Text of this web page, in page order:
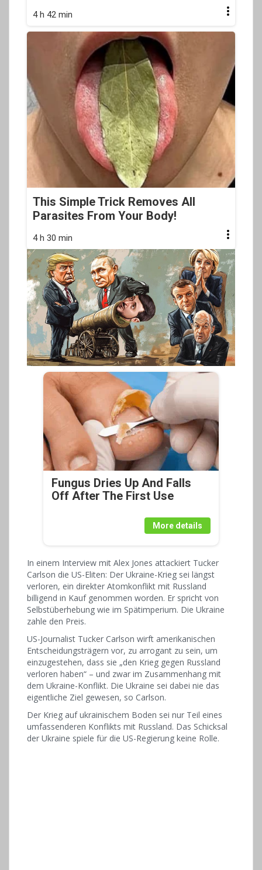
4 h 42 min
This Simple Trick Removes All
Parasites From Your Body!
4 h 30 min
Fungus Dries Up And Falls
Off After The First Use
More details
In einem Interview mit Alex Jones attackiert Tucker
Carlson die US-Eliten: Der Ukraine-Krieg sei längst
verloren, ein direkter Atomkonflikt mit Russland
billigend in Kauf genommen worden. Er spricht von
Selbstüberhebung wie im Spätimperium. Die Ukraine
zahle den Preis.
US-Journalist Tucker Carlson wirft amerikanischen
Entscheidungsträgern vor, zu arrogant zu sein, um
einzugestehen, dass sie „den Krieg gegen Russland
verloren haben“ – und zwar im Zusammenhang mit
dem Ukraine-Konflikt. Die Ukraine sei dabei nie das
eigentliche Ziel gewesen, so Carlson.
Der Krieg auf ukrainischem Boden sei nur Teil eines
umfassenderen Konflikts mit Russland. Das Schicksal
der Ukraine spiele für die US-Regierung keine Rolle.